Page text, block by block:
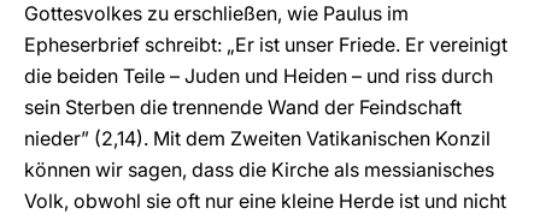
Gottesvolkes zu erschließen, wie Paulus im
Epheserbrief schreibt: „Er ist unser Friede. Er vereinigt
die beiden Teile – Juden und Heiden – und riss durch
sein Sterben die trennende Wand der Feindschaft
nieder” (2,14). Mit dem Zweiten Vatikanischen Konzil
können wir sagen, dass die Kirche als messianisches
Volk, obwohl sie oft nur eine kleine Herde ist und nicht